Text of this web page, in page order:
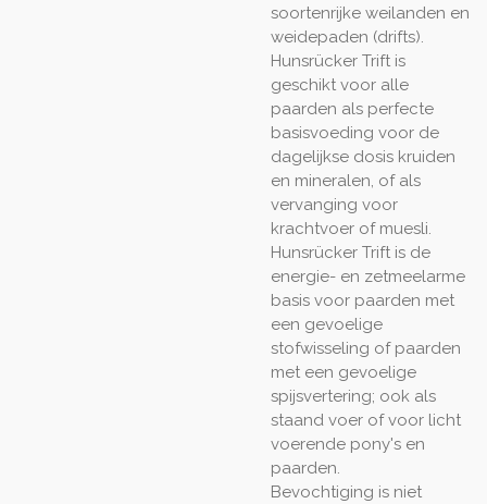
soortenrijke weilanden en
weidepaden (drifts).
Hunsrücker Trift is
geschikt voor alle
paarden als perfecte
basisvoeding voor de
dagelijkse dosis kruiden
en mineralen, of als
vervanging voor
krachtvoer of muesli.
Hunsrücker Trift is de
energie- en zetmeelarme
basis voor paarden met
een gevoelige
stofwisseling of paarden
met een gevoelige
spijsvertering; ook als
staand voer of voor licht
voerende pony's en
paarden.
Bevochtiging is niet